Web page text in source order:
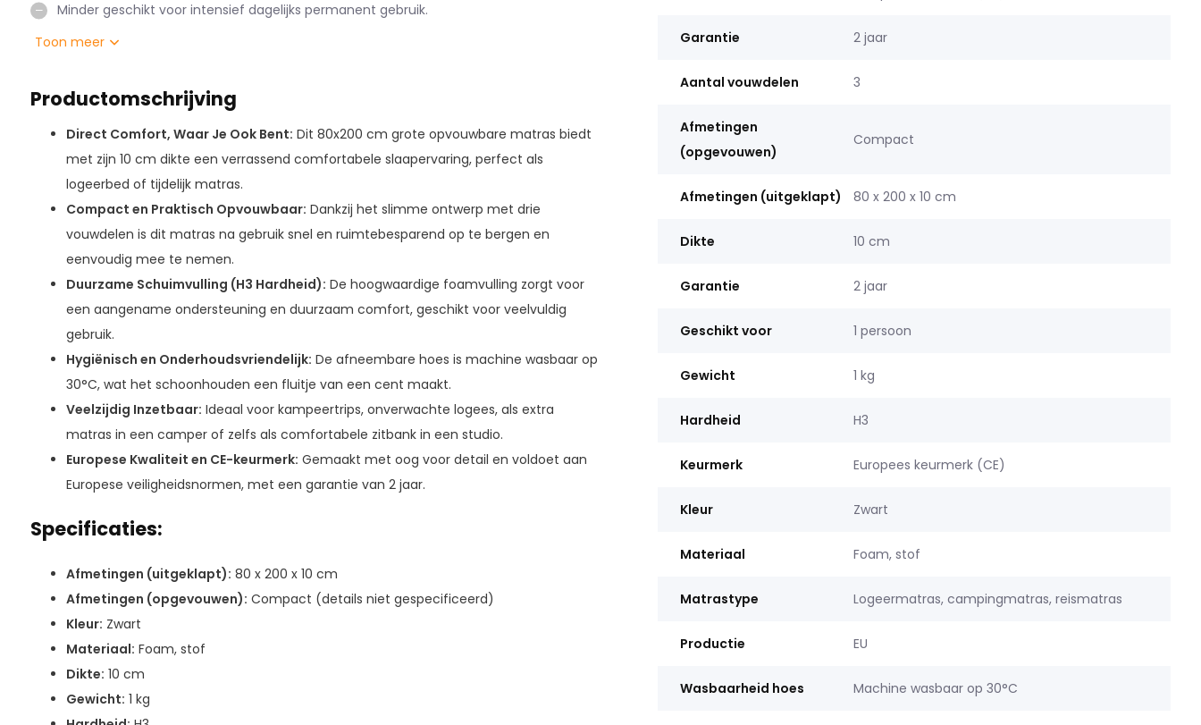
Minder geschikt voor intensief dagelijks permanent gebruik.
Toon meer
Productomschrijving
Direct Comfort, Waar Je Ook Bent: Dit 80x200 cm grote opvouwbare matras biedt
met zijn 10 cm dikte een verrassend comfortabele slaapervaring, perfect als
logeerbed of tijdelijk matras.
Compact en Praktisch Opvouwbaar: Dankzij het slimme ontwerp met drie
vouwdelen is dit matras na gebruik snel en ruimtebesparend op te bergen en
eenvoudig mee te nemen.
Duurzame Schuimvulling (H3 Hardheid): De hoogwaardige foamvulling zorgt voor
een aangename ondersteuning en duurzaam comfort, geschikt voor veelvuldig
gebruik.
Hygiënisch en Onderhoudsvriendelijk: De afneembare hoes is machine wasbaar op
30°C, wat het schoonhouden een fluitje van een cent maakt.
Veelzijdig Inzetbaar: Ideaal voor kampeertrips, onverwachte logees, als extra
matras in een camper of zelfs als comfortabele zitbank in een studio.
Europese Kwaliteit en CE-keurmerk: Gemaakt met oog voor detail en voldoet aan
Europese veiligheidsnormen, met een garantie van 2 jaar.
Specificaties:
Afmetingen (uitgeklapt): 80 x 200 x 10 cm
Afmetingen (opgevouwen): Compact (details niet gespecificeerd)
Kleur: Zwart
Materiaal: Foam, stof
Dikte: 10 cm
Gewicht: 1 kg
Garantie 2 jaar
Aantal vouwdelen 3
Afmetingen
(opgevouwen)
Compact
Afmetingen (uitgeklapt) 80 x 200 x 10 cm
Dikte 10 cm
Garantie 2 jaar
Geschikt voor 1 persoon
Gewicht 1 kg
Hardheid H3
Keurmerk Europees keurmerk (CE)
Kleur Zwart
Materiaal Foam, stof
Matrastype Logeermatras, campingmatras, reismatras
Productie EU
Wasbaarheid hoes Machine wasbaar op 30°C